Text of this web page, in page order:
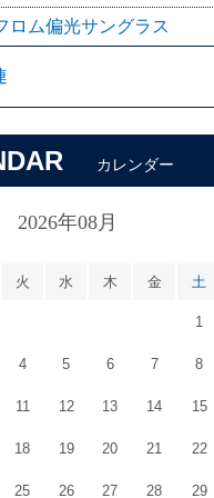
ロム偏光サングラス
カレンダー
2026年08月
火 水 木 金 土
1
4 5 6 7 8
11 12 13 14 15
18 19 20 21 22
25 26 27 28 29